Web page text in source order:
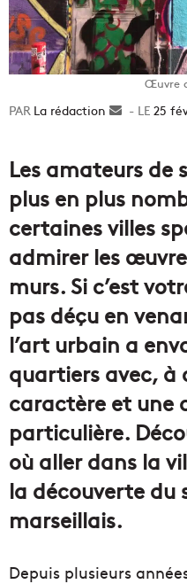
Œuvre
La rédaction
Envoyer
25
Les amateurs de
plus en plus
certaines villes
admirer les
murs. Si c’est
pas déçu en
l’art urbain a
quartiers avec, à
caractère et une
particulière.
où aller dans la
la découverte du
marseillais.
Depuis plusieurs